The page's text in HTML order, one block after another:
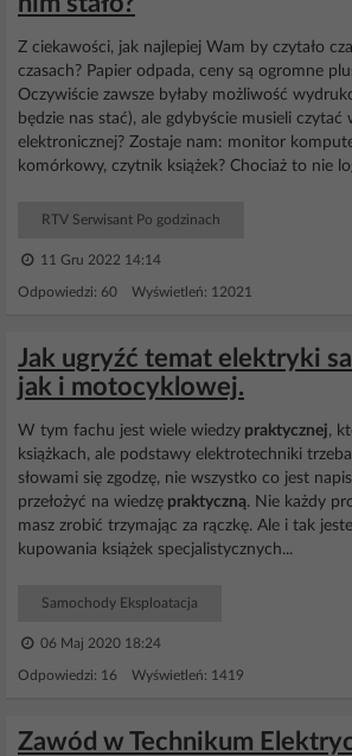
Z ciekawości, jak najlepiej Wam by czytało
czasach? Papier odpada, ceny są ogromne
Oczywiście zawsze byłaby możliwość
będzie nas stać), ale gdybyście musieli czytać
elektronicznej? Zostaje nam: monitor
komórkowy, czytnik książek? Chociaż to nie
RTV Serwisant Po godzinach
11 Gru 2022 14:14
Odpowiedzi: 60 Wyświetleń: 12021
Jak ugryźć temat elektryki
jak i motocyklowej.
W tym fachu jest wiele wiedzy praktycznej,
książkach, ale podstawy elektrotechniki
słowami się zgodzę, nie wszystko co jest
przełożyć na wiedzę praktyczną. Nie każdy
masz zrobić trzymając za rączkę. Ale i tak
kupowania książek specjalistycznych...
Samochody Eksploatacja
06 Maj 2020 18:24
Odpowiedzi: 16 Wyświetleń: 1419
Zawód w Technikum